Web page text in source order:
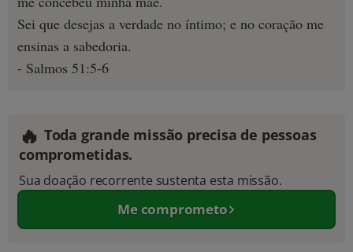
Sei que desejas a verdade no íntimo; e no coração me
ensinas a sabedoria.
- Salmos 51:5-6
🔥 Toda grande missão precisa de pessoas
comprometidas.
Sua doação recorrente sustenta esta missão.
Me comprometo